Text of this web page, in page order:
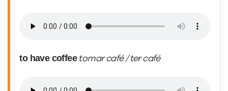
to have coffee tomar café / ter café